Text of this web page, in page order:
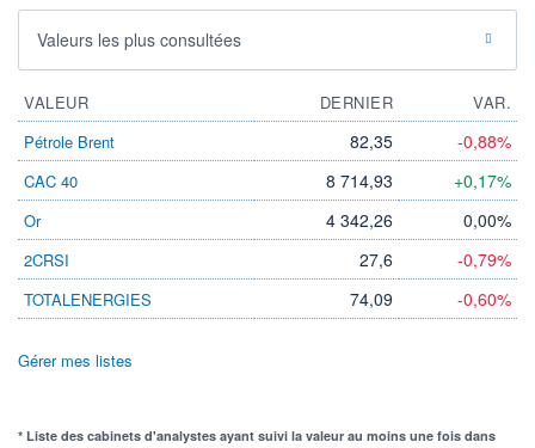
Valeurs les plus consultées
VALEUR DERNIER
VAR.
Pétrole Brent
82,35 -0,88%
CAC 40 8 714,93 +0,17%
Or 4 342,26 0,00%
2CRSI 27,6 -0,79%
TOTALENERGIES 74,09 -0,60%
Gérer mes listes
* Liste des cabinets d'analystes ayant suivi la valeur au moins une fois dans